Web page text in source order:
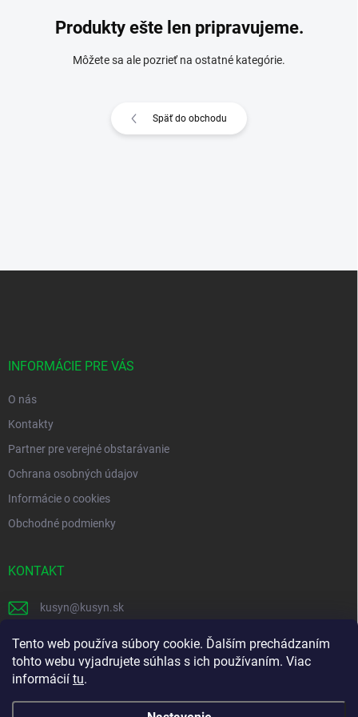
Tento web používa súbory cookie. Ďalším prechádzaním
tohto webu vyjadrujete súhlas s ich používaním. Viac
informácií tu.
Produkty ešte len pripravujeme.
Môžete sa ale pozrieť na ostatné kategórie.
Späť do obchodu
INFORMÁCIE PRE VÁS
O nás
Kontakty
Partner pre verejné obstarávanie
Ochrana osobných údajov
Informácie o cookies
Obchodné podmienky
KONTAKT
kusyn@kusyn.sk
+421 903 445 999
labtech_svk